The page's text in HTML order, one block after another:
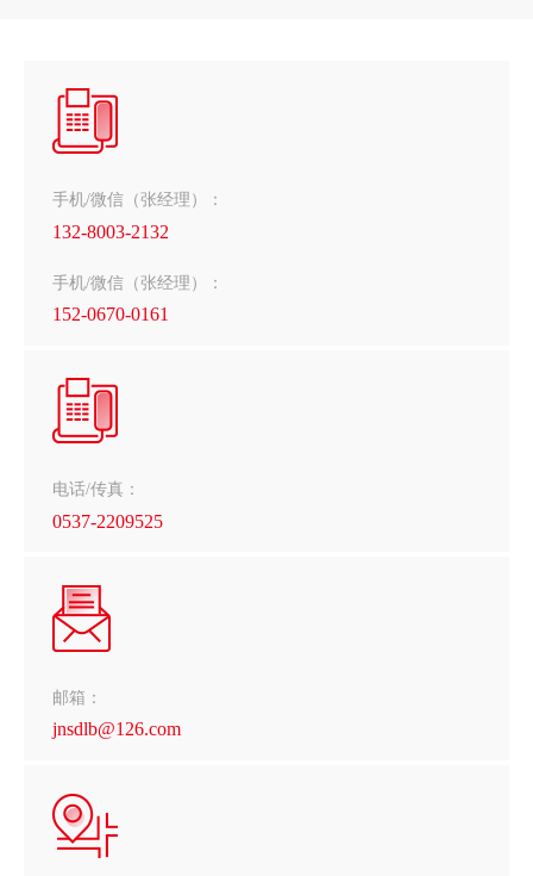
手机/微信（张经理）：
132-8003-2132
手机/微信（张经理）：
152-0670-0161
电话/传真：
0537-2209525
邮箱：
jnsdlb@126.com